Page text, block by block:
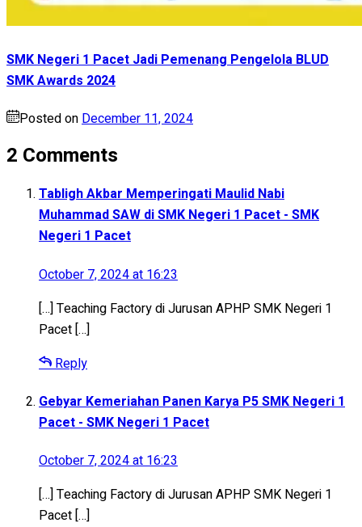
SMK Negeri 1 Pacet Jadi Pemenang Pengelola BLUD
SMK Awards 2024
Posted onDecember 11, 2024
2 Comments
Tabligh Akbar Memperingati Maulid Nabi
Muhammad SAW di SMK Negeri 1 Pacet - SMK
Negeri 1 Pacet
October 7, 2024 at 16:23
[…] Teaching Factory di Jurusan APHP SMK Negeri 1
Pacet […]
Reply
Gebyar Kemeriahan Panen Karya P5 SMK Negeri 1
Pacet - SMK Negeri 1 Pacet
October 7, 2024 at 16:23
[…] Teaching Factory di Jurusan APHP SMK Negeri 1
Pacet […]